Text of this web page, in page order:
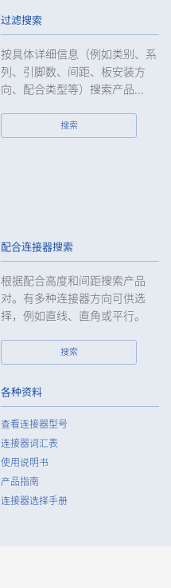
23.50（+0.5/-0.5mm）
过滤搜索
按具体详细信息（例如类别、系
列、引脚数、间距、板安装方
向、配合类型等）搜索产品...
搜索
配合连接器搜索
根据配合高度和间距搜索产品
对。有多种连接器方向可供选
择，例如直线、直角或平行。
搜索
各种资料
查看连接器型号
连接器词汇表
使用说明书
产品指南
连接器选择手册